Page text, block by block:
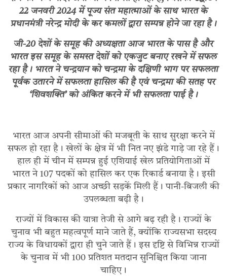
22 जनवरी 2024 में पूज्य संत महात्माओं के साथ भारत के
प्रधानमंत्री नरेन्द्र मोदी के कर कमलों द्वारा सम्पन्न होने जा रहा है।
जी-20 देशों के समूह की अध्यक्षता आज भारत के पास है और
भारत इस समूह के समस्त देशों को एकजुट बनाए रखने में सफल
रहा है। भारत ने चन्द्रयान को चन्द्रमा के दक्षिणी भाग पर सफलता
पूर्वक उतारने में सफलता हासिल की है एवं चन्द्रमा की सतह पर
‘शिवशक्ति’ को अंकित करने में भी सफलता पाई है।
भारत आज अपनी सीमाओं की मजबूती के साथ सुरक्षा करने में
सफल हो रहा है। खेलों के क्षेत्र में भी नित नए झंडे गाड़े जा रहे हैं।
हाल ही में चीन में सम्पन्न हुई एशियाई खेल प्रतियोगिताओं में
भारत ने 107 पदकों को हासिल कर एक रिकार्ड बनाया है। इसी
प्रकार नागरिकों को आज अच्छी सड़कें मिली हैं। पानी-बिजली की
उपलब्धता बढ़ी है।
राज्यों में विकास की यात्रा तेजी से आगे बढ़ रही है। राज्यों के
चुनाव भी बहुत महत्वपूर्ण माने जाते हैं, क्योंकि राज्यसभा सदस्य
राज्य के विधायकों द्वारा ही चुने जाते हैं। इस दृष्टि से विभिन्न राज्यों
के चुनाव में भी 100 प्रतिशत मतदान सुनिश्चित किया जाना
चाहिए।